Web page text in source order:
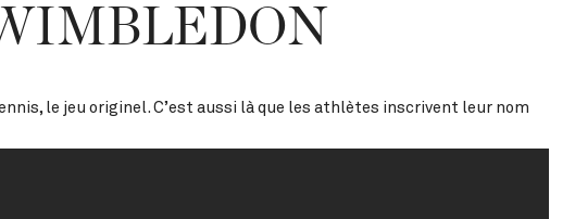
le jeu originel. C’est aussi là que les athlètes inscrivent leur nom